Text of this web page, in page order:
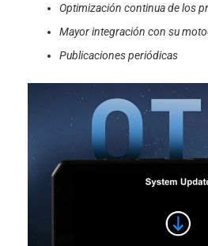
Optimización continua de los
Mayor integración con su
Publicaciones periódicas